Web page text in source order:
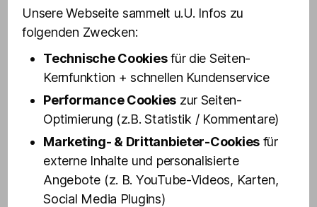
früh – doch für manche war’s da trotzdem längst
zu spät. Sie werden ihrer Erinnerung wohl
wirklich im Netz auf die Sprünge helfen müssen.
Die Highlights werden in den nächsten Tagen
schrittweise hier veröffentlicht:
instagram.com/oliviajoneshamburg
instagram.com/kultkieztouren
Erste Bilder gibt es jetzt schon hier:
www.kult-kieztouren.de/olivia-jones-familie
Unsere Webseite sammelt u.U. Infos zu
folgenden Zwecken:
Technische Cookiesfür die Seiten-
Kernfunktion + schnellen Kundenservice
Performance Cookies zur Seiten-
Optimierung (z.B. Statistik / Kommentare)
Marketing- & Drittanbieter-Cookies für
externe Inhalte und personalisierte
Angebote (z. B. YouTube-Videos, Karten,
Social Media Plugins)